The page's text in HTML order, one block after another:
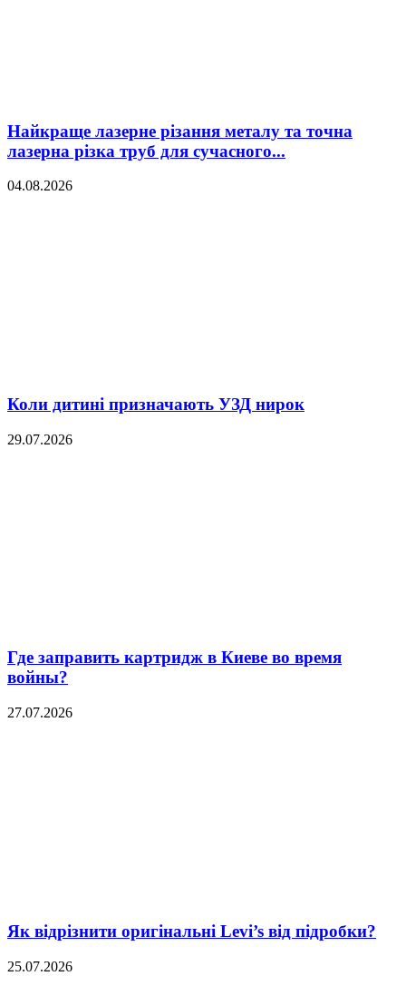
Найкраще лазерне різання металу та точна
лазерна різка труб для сучасного...
04.08.2026
Коли дитині призначають УЗД нирок
29.07.2026
Где заправить картридж в Киеве во время
войны?
27.07.2026
Як відрізнити оригінальні Levi’s від підробки?
25.07.2026